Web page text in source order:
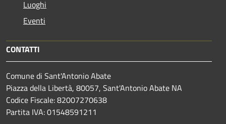
Luoghi
Eventi
CONTATTI
Comune di Sant'Antonio Abate
Piazza della Libertà, 80057, Sant'Antonio Abate NA
Codice Fiscale: 82007270638
Partita IVA: 01548591211